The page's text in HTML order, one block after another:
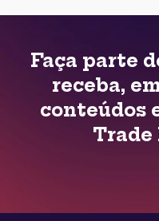
Faça parte
receba,
conteúdos